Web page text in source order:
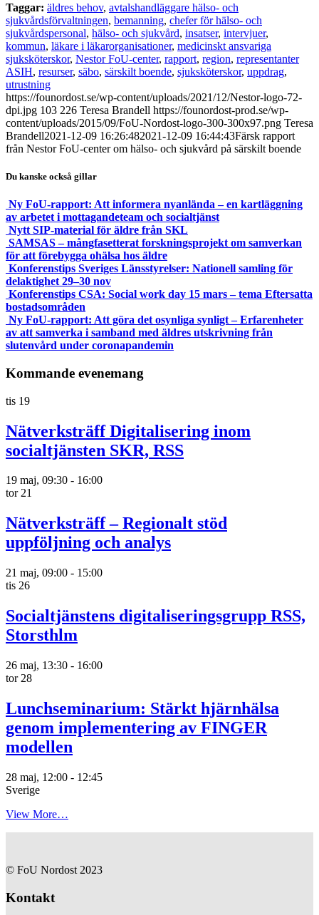
Taggar: äldres behov, avtalshandläggare hälso- och
sjukvårdsförvaltningen, bemanning, chefer för hälso- och
sjukvårdspersonal, hälso- och sjukvård, insatser, intervjuer,
kommun, läkare i läkarorganisationer, medicinskt ansvariga
sjuksköterskor, Nestor FoU-center, rapport, region, representanter
ASIH, resurser, säbo, särskilt boende, sjuksköterskor, uppdrag,
utrustning
https://founordost.se/wp-content/uploads/2021/12/Nestor-logo-72-
dpi.jpg 103 226 Teresa Brandell https://founordost-prod.se/wp-
content/uploads/2015/09/FoU-Nordost-logo-300-300x97.png Teresa
Brandell2021-12-09 16:26:482021-12-09 16:44:43Färsk rapport
från Nestor FoU-center om hälso- och sjukvård på särskilt boende
Du kanske också gillar
Ny FoU-rapport: Att informera nyanlända – en kartläggning
av arbetet i mottagandeteam och socialtjänst
Nytt SIP-material för äldre från SKL
SAMSAS – mångfasetterat forskningsprojekt om samverkan
för att förebygga ohälsa hos äldre
Konferenstips Sveriges Länsstyrelser: Nationell samling för
delaktighet 29–30 nov
Konferenstips CSA: Social work day 15 mars – tema Eftersatta
bostadsområden
Ny FoU-rapport: Att göra det osynliga synligt – Erfarenheter
av att samverka i samband med äldres utskrivning från
slutenvård under coronapandemin
Kommande evenemang
tis 19
Nätverksträff Digitalisering inom
socialtjänsten SKR, RSS
19 maj, 09:30 - 16:00
tor21
Nätverksträff – Regionalt stöd
uppföljning och analys
21 maj, 09:00 - 15:00
tis 26
Socialtjänstens digitaliseringsgrupp RSS,
Storsthlm
26 maj, 13:30 - 16:00
tor 28
Lunchseminarium: Stärkt hjärnhälsa
genom implementering av FINGER
modellen
28 maj, 12:00 - 12:45
Sverige
View More…
© FoU Nordost 2023
Kontakt